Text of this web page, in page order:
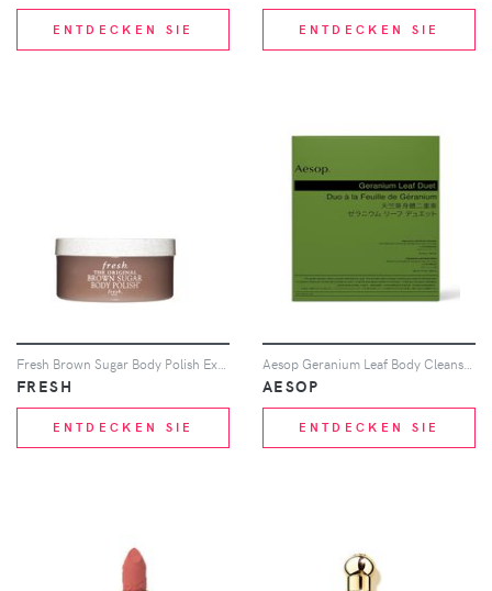
ENTDECKEN SIE ENTDECKEN SIE
FRESH
ENTDECKEN SIE
AESOP
ENTDECKEN SIE